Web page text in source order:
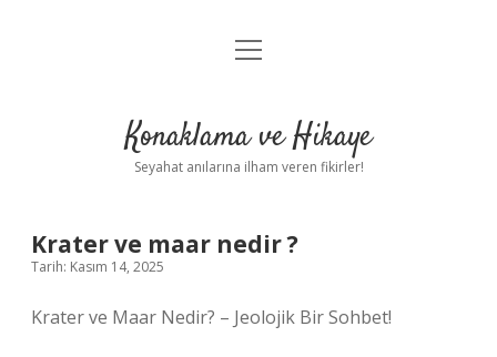
Anasayfa
Yasal Uyarı
menüyü
Konaklama ve Hikaye
Seyahat anılarına ilham veren fikirler!
Krater ve maar nedir ?
Tarih: Kasım 14, 2025
Krater ve Maar Nedir? – Jeolojik Bir Sohbet!